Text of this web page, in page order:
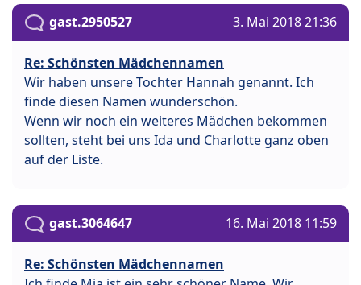
gast.2950527 3. Mai 2018 21:36
Re: Schönsten Mädchennamen
Wir haben unsere Tochter Hannah genannt. Ich
finde diesen Namen wunderschön.
Wenn wir noch ein weiteres Mädchen bekommen
sollten, steht bei uns Ida und Charlotte ganz oben
auf der Liste.
gast.3064647 16. Mai 2018 11:59
Re: Schönsten Mädchennamen